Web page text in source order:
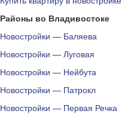
Районы во Владивостоке
Новостройки — Баляева
Новостройки — Луговая
Новостройки — Нейбута
Новостройки — Патрокл
Новостройки — Первая Речка